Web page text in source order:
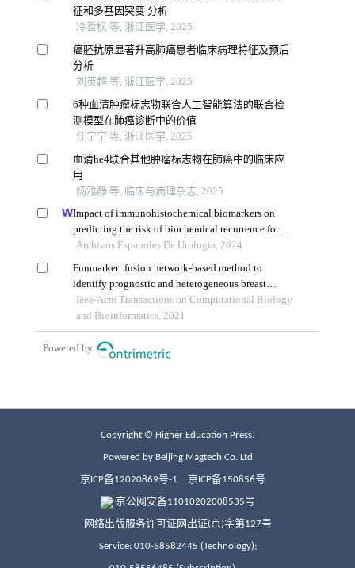
Copyright © Higher Education Press.
Powered by Beijing Magtech Co. Ltd
京ICP备12020869号-1 京ICP备150856号
京公网安备11010202008535号
网络出版服务许可证网出证(京)字第127号
Service: 010-58582445 (Technology);